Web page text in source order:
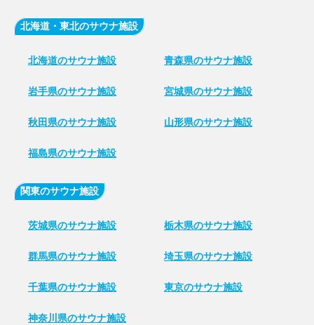
北海道・東北のサウナ施設
北海道のサウナ施設 青森県のサウナ施設
岩手県のサウナ施設 宮城県のサウナ施設
秋田県のサウナ施設 山形県のサウナ施設
福島県のサウナ施設
関東のサウナ施設
茨城県のサウナ施設 栃木県のサウナ施設
群馬県のサウナ施設 埼玉県のサウナ施設
千葉県のサウナ施設 東京のサウナ施設
神奈川県のサウナ施設